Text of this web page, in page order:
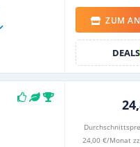
ZUM
DEALS
24,00 €/Monat